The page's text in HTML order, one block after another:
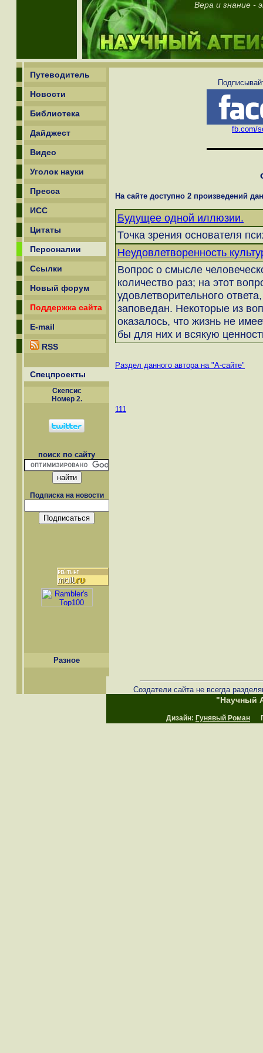
Вера и знание -
Путеводитель
Новости
Библиотека
Дайджест
Видео
Уголок науки
Пресса
ИСС
Цитаты
Персоналии
Ссылки
Новый форум
Поддержка сайта
E-mail
RSS
Спецпроекты
Скепсиc
Номер 2.
поиск по сайту
Подписка на новости
Разное
fb.com/
На сайте доступно 2 произведений
Будущее одной иллюзии.
Точка зрения основателя
Неудовлетворенность
Вопрос о смысле
количество раз; на этот
удовлетворительного
заповедан. Некоторые из
оказалось, что жизнь не
бы для них и всякую
Раздел данного автора на "А-сайте"
111
Создатели сайта не всегда
"Научный
Дизайн: Гунявый Роман